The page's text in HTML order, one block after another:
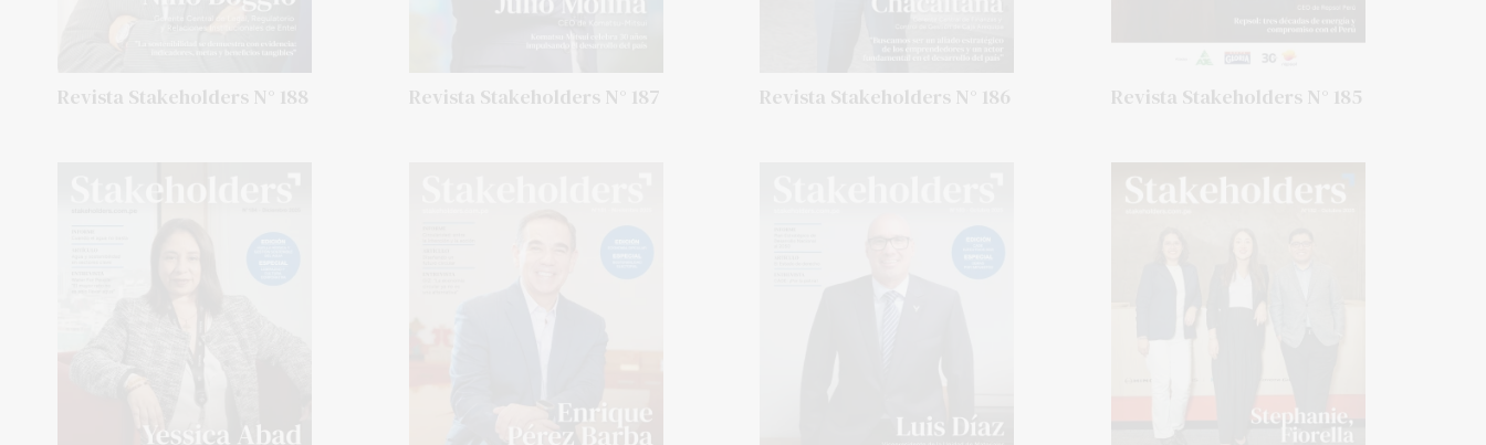
Revista Stakeholders N° 188 Revista Stakeholders N° 187 Revista Stakeholders N° 186 Revista Stakeholders N° 185